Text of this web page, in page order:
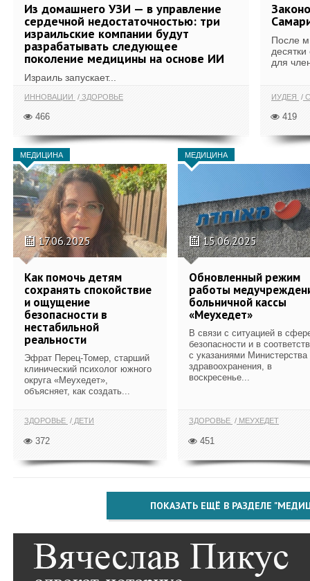
Из домашнего УЗИ — в управление
сердечной недостаточностью: три
израильские компании будут
разрабатывать следующее
поколение медицины на основе ИИ
Израиль запускает...
ИННОВАЦИИ ЗДОРОВЬЕ
466
После
для
ИУДЕЯ
419
МЕДИЦИНА
17.06.2025
Как помочь детям
сохранять спокойствие
и ощущение
безопасности в
нестабильной
реальности
Эфрат Перец-Томер, старший
клинический психолог южного
округа «Меухедет»,
объясняет, как создать...
ЗДОРОВЬЕ ДЕТИ
372
МЕДИЦИНА
15.06.2025
Обновленный режим
работы
больничной кассы
«Меухедет»
В связи с ситуацией в
безопасности и в
с указаниями Министерства
здравоохранения, в
воскресенье...
ЗДОРОВЬЕ МЕУХЕДЕТ
451
ПОКАЗАТЬ ЕЩЁ В РАЗДЕЛЕ